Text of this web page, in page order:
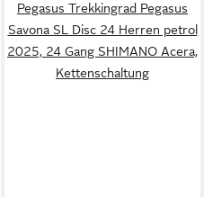
Pegasus Trekkingrad Pegasus
Savona SL Disc 24 Herren petrol
2025, 24 Gang SHIMANO Acera,
Kettenschaltung